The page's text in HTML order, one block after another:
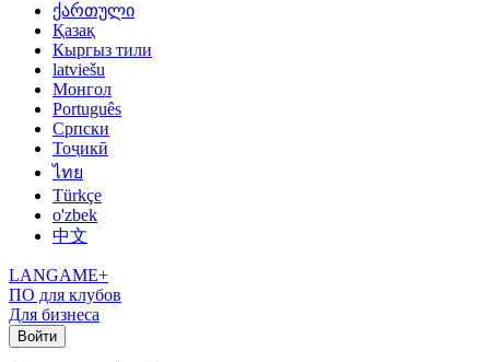
ქართული
Қазақ
Кыргыз тили
latviešu
Монгол
Português
Српски
Тоҷикӣ
ไทย
Türkçe
o'zbek
中文
LANGAME+
ПО для клубов
Для бизнеса
Войти